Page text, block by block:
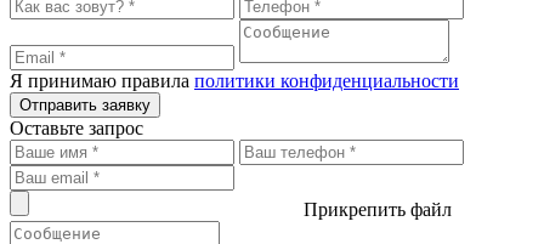
Я принимаю правила политики конфиденциальности
Отправить заявку
Оставьте запрос
Прикрепить файл